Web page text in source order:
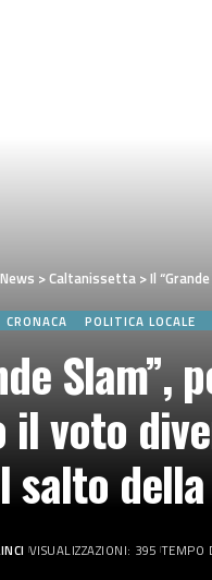
News >Caltanissetta >Il “Grande
CRONACA POLITICA LOCALE
il voto
salto
VISUALIZZAZIONI: 395 TEMPO